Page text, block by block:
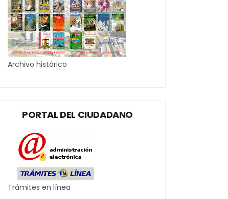
Archivo histórico
PORTAL DEL CIUDADANO
Trámites en línea